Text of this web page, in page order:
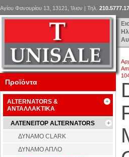
Αγίου Φανουρίου 13, 13121, Ίλιον | Τηλ.
Προϊόντα
ALTERNATORS &
ΑΝΤΑΛΛΑΚΤΙΚΑ
ΑΛΤΕΝΕΙΤΟΡ ALTERNATORS
ΔΥΝΑΜΟ CLARK
ΔΥΝΑΜΟ ΑΠΛΟ